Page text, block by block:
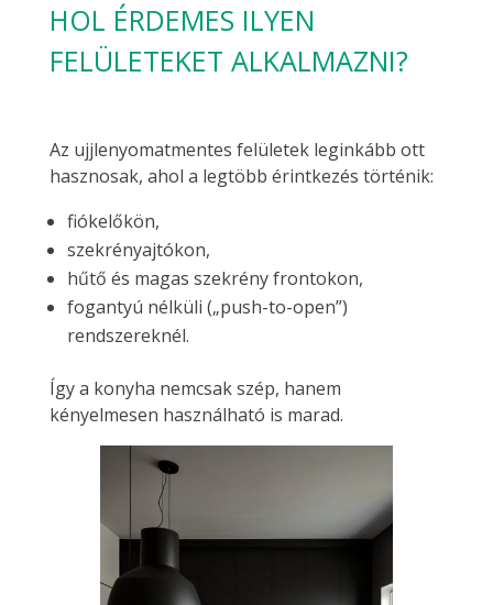
HOL ÉRDEMES ILYEN
FELÜLETEKET ALKALMAZNI?
Az ujjlenyomatmentes felületek leginkább ott
hasznosak, ahol a legtöbb érintkezés történik:
fiókelőkön,
szekrényajtókon,
hűtő és magas szekrény frontokon,
fogantyú nélküli („push-to-open”)
rendszereknél.
Így a konyha nemcsak szép, hanem
kényelmesen használható is marad.